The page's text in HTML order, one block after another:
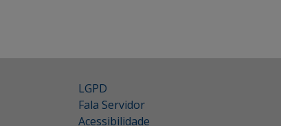
LGPD
Fala Servidor
Acessibilidade